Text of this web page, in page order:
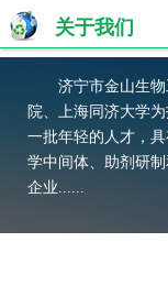
关于我们
济宁市金山生物
院、上海同济大学
一批年轻的人才，
学中间体、助剂研
企业......